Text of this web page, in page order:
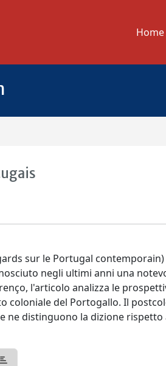
Home
sur le Portugal
negli ultimi anni una
l'articolo analizza le
coloniale del Portogallo. Il
ne distinguono la dizione rispetto